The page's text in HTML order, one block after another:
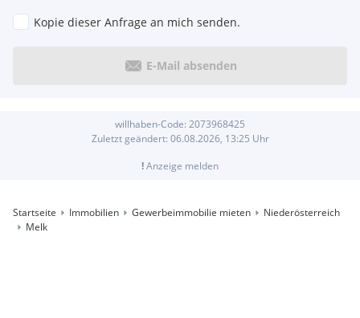
Kopie dieser Anfrage an mich senden.
E-Mail absenden
willhaben-Code: 2073968425
Zuletzt geändert: 06.08.2026, 13:25 Uhr
!Anzeige melden
Startseite Immobilien Gewerbeimmobilie mieten
Niederösterreich
Melk